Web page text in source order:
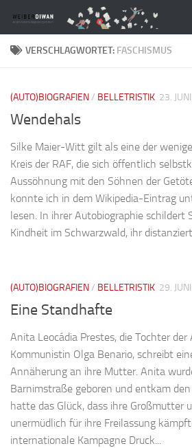
Zum Inhalt springen
VERSCHLAGWORTET: FASCHISMUS
(AUTO)BIOGRAFIEN/ BELLETRISTIK 23.
Wendehals
Silke Maier-Witt gilt als eine der
Kreis der RAF, die sich öffentlich
Aussöhnung mit den Söhnen der
konnte ich in dem Wikipedia-Eintrag
lesen. In ihrer Autobiographie
Kindheit im Schwarzwald, ihr
(AUTO)BIOGRAFIEN/ BELLETRISTIK 29.
Eine Standhafte
Anita Leocádia Prestes, die Tochter
Kommunistin Olga Benario, schreibt
Annäherung an ihre Mutter. Anita
Barnimstraße geboren und entkam den
hatte das Glück, dass ihre Großmutter
unermüdlich für ihre Freilassung
internationale Kampagne Druck...